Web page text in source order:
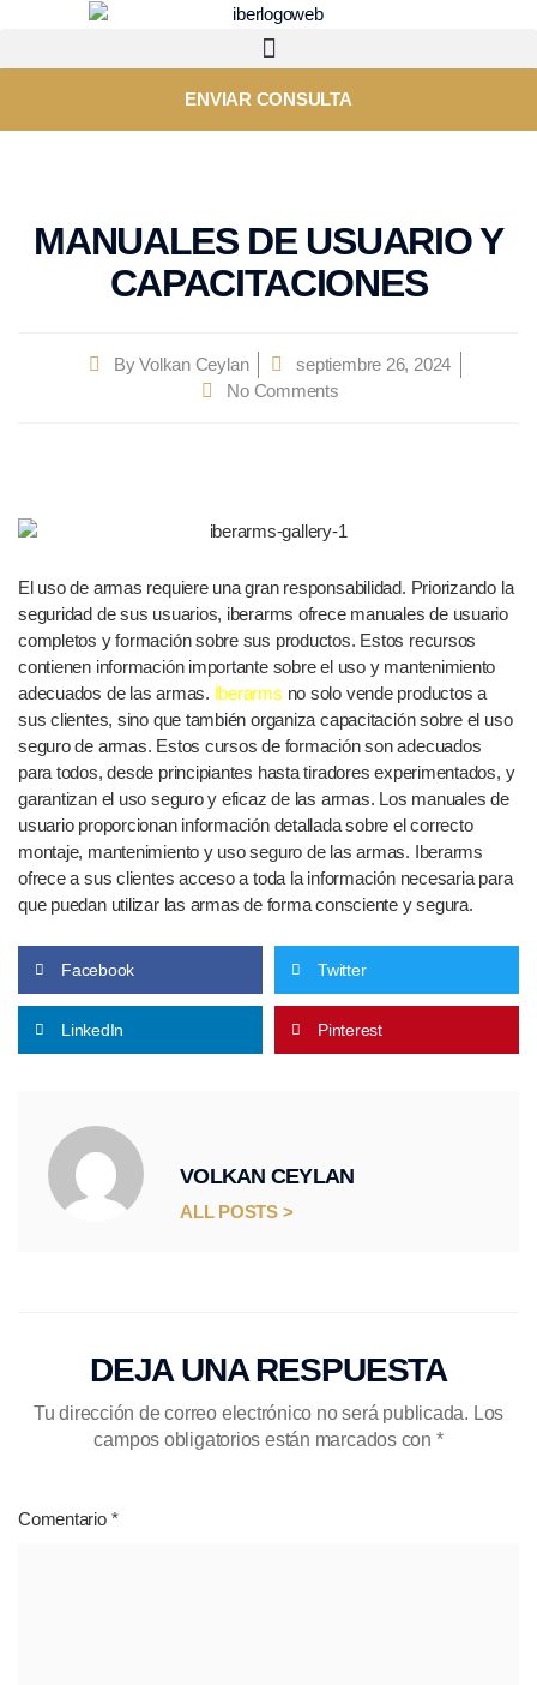
ENVIAR CONSULTA
MANUALES DE USUARIO Y
CAPACITACIONES
ByVolkan Ceylan
septiembre 26, 2024
No Comments
El uso de armas requiere una gran responsabilidad. Priorizando la
seguridad de sus usuarios, iberarms ofrece manuales de usuario
completos y formación sobre sus productos. Estos recursos
contienen información importante sobre el uso y mantenimiento
adecuados de las armas. İberarms no solo vende productos a
sus clientes, sino que también organiza capacitación sobre el uso
seguro de armas. Estos cursos de formación son adecuados
para todos, desde principiantes hasta tiradores experimentados, y
garantizan el uso seguro y eficaz de las armas. Los manuales de
usuario proporcionan información detallada sobre el correcto
montaje, mantenimiento y uso seguro de las armas. Iberarms
ofrece a sus clientes acceso a toda la información necesaria para
que puedan utilizar las armas de forma consciente y segura.
Facebook Twitter
LinkedIn Pinterest
VOLKAN CEYLAN
ALL POSTS >
DEJA UNA RESPUESTA
Tu dirección de correo electrónico no será publicada. Los
campos obligatorios están marcados con *
Comentario *